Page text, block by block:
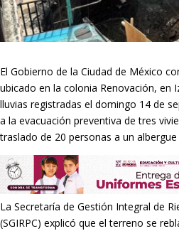
El Gobierno de la Ciudad de México
ubicado en la colonia Renovación, en
lluvias registradas el domingo 14 de
a la evacuación preventiva de tres
traslado de 20 personas a un
La Secretaría de Gestión Integral de
(SGIRPC) explicó que el terreno se